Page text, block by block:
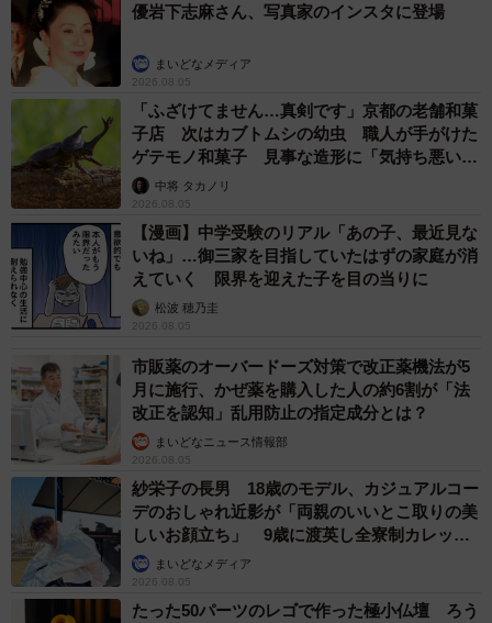
優岩下志麻さん、写真家のインスタに登場
まいどなメディア
2026.08.05
「ふざけてません…真剣です」京都の老舗和菓
子店 次はカブトムシの幼虫 職人が手がけた
ゲテモノ和菓子 見事な造形に「気持ち悪いく
らいリアル」
中将 タカノリ
2026.08.05
【漫画】中学受験のリアル「あの子、最近見な
いね」…御三家を目指していたはずの家庭が消
えていく 限界を迎えた子を目の当りに
松波 穂乃圭
2026.08.05
市販薬のオーバードーズ対策で改正薬機法が5
月に施行、かぜ薬を購入した人の約6割が「法
改正を認知」乱用防止の指定成分とは？
まいどなニュース情報部
2026.08.05
紗栄子の長男 18歳のモデル、カジュアルコー
デのおしゃれ近影が「両親のいいとこ取りの美
しいお顔立ち」 9歳に渡英し全寮制カレッジ
で学ぶまいどなメディア
2026.08.05
たった50パーツのレゴで作った極小仏壇 ろう